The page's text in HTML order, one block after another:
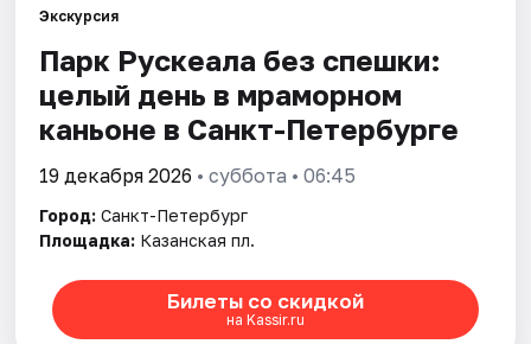
Экскурсия
Парк Рускеала без спешки:
целый день в мраморном
каньоне в Санкт-Петербурге
19 декабря 2026 • суббота • 06:45
Город: Санкт-Петербург
Площадка: Казанская пл.
Билеты со скидкой
на Kassir.ru